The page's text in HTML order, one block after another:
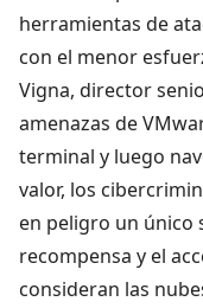
herramientas de
con el menor
Vigna, director
amenazas de
terminal y luego
valor, los
en peligro un único
recompensa y el
consideran las